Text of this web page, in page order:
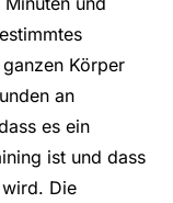
Körper
an
es ein
ist und dass
Die